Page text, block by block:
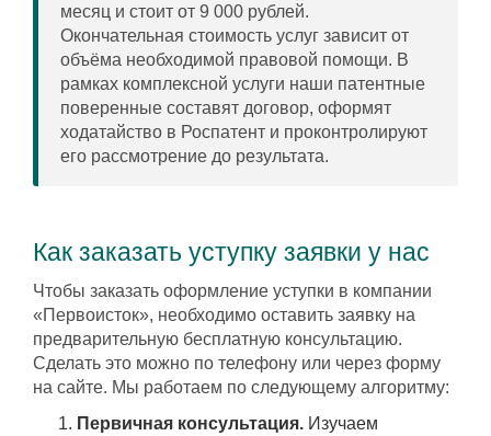
месяц и стоит от 9 000 рублей.
Окончательная стоимость услуг зависит от
объёма необходимой правовой помощи. В
рамках комплексной услуги наши патентные
поверенные составят договор, оформят
ходатайство в Роспатент и проконтролируют
его рассмотрение до результата.
Как заказать уступку заявки у нас
Чтобы заказать оформление уступки в компании
«Первоисток», необходимо оставить заявку на
предварительную бесплатную консультацию.
Сделать это можно по телефону или через форму
на сайте. Мы работаем по следующему алгоритму:
Первичная консультация. Изучаем